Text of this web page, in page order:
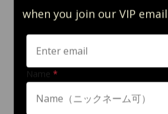
た。
「体型や年齢を問わず、美しく見せてくれ
上品で失礼のない装いができるだけでな
インや素材の美しさに惹かれ、安心して